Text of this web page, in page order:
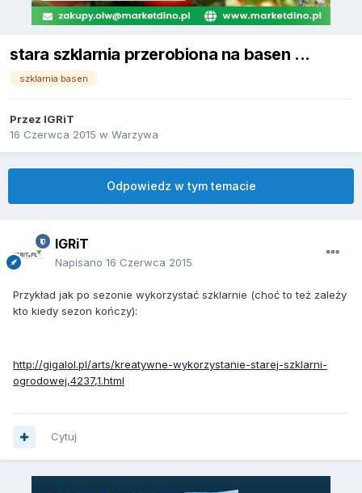
stara szklarnia przerobiona na basen ...
szklarnia basen
Przez IGRiT
16 Czerwca 2015 w Warzywa
Odpowiedz w tym temacie
IGRiT
Napisano 16 Czerwca 2015
Przykład jak po sezonie wykorzystać szklarnie (choć to też zależy
kto kiedy sezon kończy):
http://gigalol.pl/arts/kreatywne-wykorzystanie-starej-szklarni-
ogrodowej,4237,1.html
Cytuj